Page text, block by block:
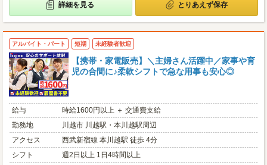
詳細を見る とりあえず保存
アルバイト・パート 短期 未経験者歓迎
【携帯・家電販売】＼主婦さん活躍中／家事や育
児の合間に♪柔軟シフトで急な用事も安心◎
給与
時給1600円以上 ＋ 交通費支給
勤務地
川越市 川越駅・本川越駅周辺
アクセス
西武新宿線 本川越駅 徒歩 4分
シフト
週2日以上 1日4時間以上